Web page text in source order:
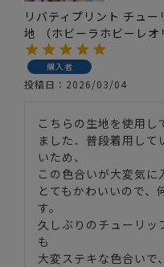
リバティプリント チュ
地 （ホビーラホビーレ
購入者
投稿日 2026/03/04
こちらの生地を使用し
ました．普段着用し
いため、
この色合いが大変気に
とてもかわいいので、
す。
久しぶりのチューリッ
も
大変ステキな色合いで